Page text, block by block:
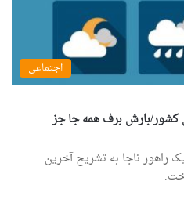
اجتماعی
در محورهای ۱۶ استان کشور/بارش برف همه جا جز
راهور ناجا به تشریح آخرین